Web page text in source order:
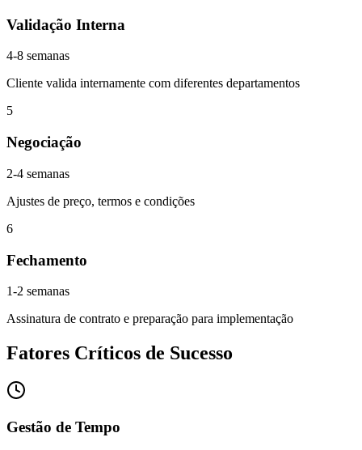
Validação Interna
4-8 semanas
Cliente valida internamente com diferentes departamentos
5
Negociação
2-4 semanas
Ajustes de preço, termos e condições
6
Fechamento
1-2 semanas
Assinatura de contrato e preparação para implementação
Fatores Críticos de Sucesso
Gestão de Tempo